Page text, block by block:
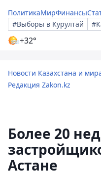
ПолитикаМирФинансы
#Выборы в Курултай
+32°
Новости Казахстана и
Редакция Zakon.kz
Более 20
Астане